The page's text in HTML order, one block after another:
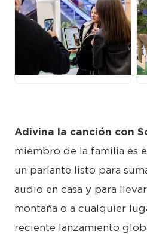
JPG
Adivina la canción con
miembro de la familia es
un parlante listo para
audio en casa y para
montaña o a cualquier
reciente lanzamiento